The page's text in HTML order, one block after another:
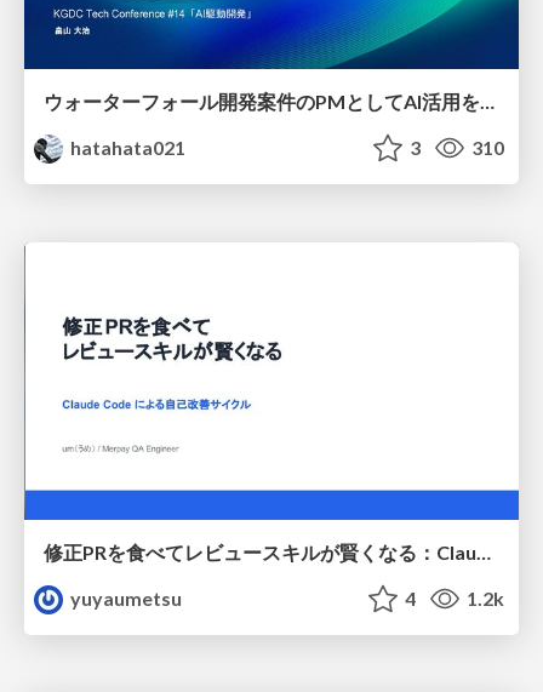
hatahata021
3 310
修正PRを食べてレビュースキルが賢くなる：Claude Codeによる自己改善サイクル
yuyaumetsu
4 1.2k